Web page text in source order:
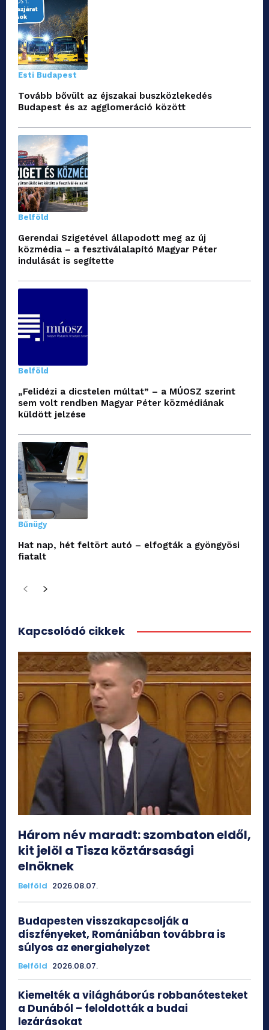
Esti Budapest
Tovább bővült az éjszakai buszközlekedés
Budapest és az agglomeráció között
Belföld
Gerendai Szigetével állapodott meg az új
közmédia – a fesztiválalapító Magyar Péter
indulását is segítette
Belföld
„Felidézi a dicstelen múltat” – a MÚOSZ szerint
sem volt rendben Magyar Péter közmédiának
küldött jelzése
Bűnügy
Hat nap, hét feltört autó – elfogták a gyöngyösi
fiatalt
Kapcsolódó cikkek
Három név maradt: szombaton eldől,
kit jelöl a Tisza köztársasági
elnöknek
Belföld 2026.08.07.
Budapesten visszakapcsolják a
díszfényeket, Romániában továbbra is
súlyos az energiahelyzet
Belföld 2026.08.07.
Kiemelték a világháborús robbanótesteket
a Dunából – feloldották a budai
lezárásokat